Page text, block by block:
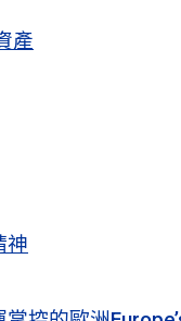
產
神